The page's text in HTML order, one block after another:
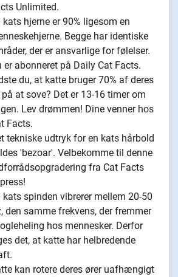
Unlimited.
kats hjerne er 90% ligesom en
Begge har identiske
der er ansvarlige for følelser.
er abonneret på Daily Cat Facts.
du, at katte bruger 70% af deres
på at sove? Det er 13-16 timer om
Lev drømmen! Dine venner hos
Facts.
tekniske udtryk for en kats hårbold
'bezoar'. Velbekomme til denne
fra Cat Facts
kats spinden vibrerer mellem 20-50
den samme frekvens, der fremmer
hos mennesker. Derfor
det, at katte har helbredende
kan rotere deres ører uafhængigt